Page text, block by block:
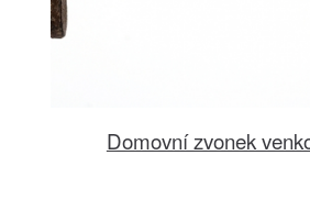
Domovní zvonek